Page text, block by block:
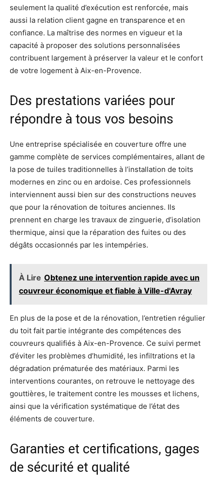
seulement la qualité d’exécution est renforcée, mais
aussi la relation client gagne en transparence et en
confiance. La maîtrise des normes en vigueur et la
capacité à proposer des solutions personnalisées
contribuent largement à préserver la valeur et le confort
de votre logement à Aix-en-Provence.
Des prestations variées pour
répondre à tous vos besoins
Une entreprise spécialisée en couverture offre une
gamme complète de services complémentaires, allant de
la pose de tuiles traditionnelles à l’installation de toits
modernes en zinc ou en ardoise. Ces professionnels
interviennent aussi bien sur des constructions neuves
que pour la rénovation de toitures anciennes. Ils
prennent en charge les travaux de zinguerie, d’isolation
thermique, ainsi que la réparation des fuites ou des
dégâts occasionnés par les intempéries.
À Lire Obtenez une intervention rapide avec un
couvreur économique et fiable à Ville-d'Avray
En plus de la pose et de la rénovation, l’entretien régulier
du toit fait partie intégrante des compétences des
couvreurs qualifiés à Aix-en-Provence. Ce suivi permet
d’éviter les problèmes d’humidité, les infiltrations et la
dégradation prématurée des matériaux. Parmi les
interventions courantes, on retrouve le nettoyage des
gouttières, le traitement contre les mousses et lichens,
ainsi que la vérification systématique de l’état des
éléments de couverture.
Garanties et certifications, gages
de sécurité et qualité